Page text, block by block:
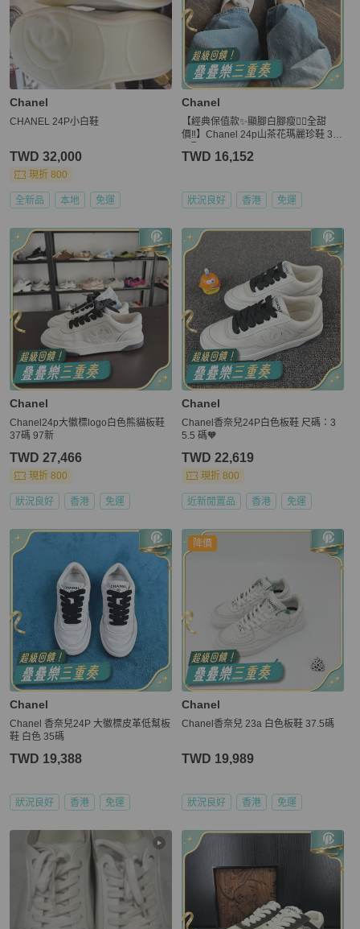
Chanel
CHANEL 24P小白鞋
TWD 32,000
現折 800
全新品 本地 免運
Chanel
【經典保值款✨顯腳白腳瘦👍🏻全甜
價‼️】Chanel 24p山茶花瑪麗珍鞋 37.
TWD 16,152
狀況良好 香港 免運
Chanel
Chanel24p大徽標logo白色熊貓板鞋
37碼 97新
TWD 27,466
現折 800
狀況良好 香港 免運
Chanel
Chanel香奈兒24P白色板鞋 尺碼：3
5.5 碼🧡
TWD 22,619
現折 800
近新閒置品 香港 免運
Chanel
Chanel 香奈兒24P 大徽標皮革低幫板
鞋 白色 35碼
TWD 19,388
狀況良好 香港 免運
降價
Chanel
Chanel香奈兒 23a 白色板鞋 37.5碼
TWD 19,989
狀況良好 香港 免運